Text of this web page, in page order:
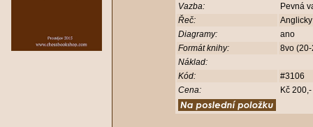
Vazba:
Pevná
Řeč:
Diagramy:
ano
Formát knihy:
8vo
Náklad:
Kód:
#3106
Cena:
Kč